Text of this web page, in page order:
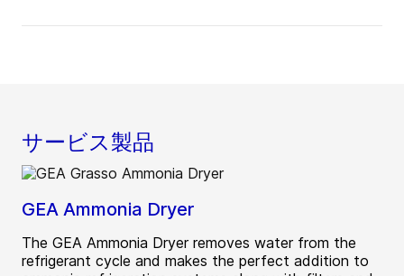
サービス製品
GEA Ammonia Dryer
The GEA Ammonia Dryer removes water from the
refrigerant cycle and makes the perfect addition to